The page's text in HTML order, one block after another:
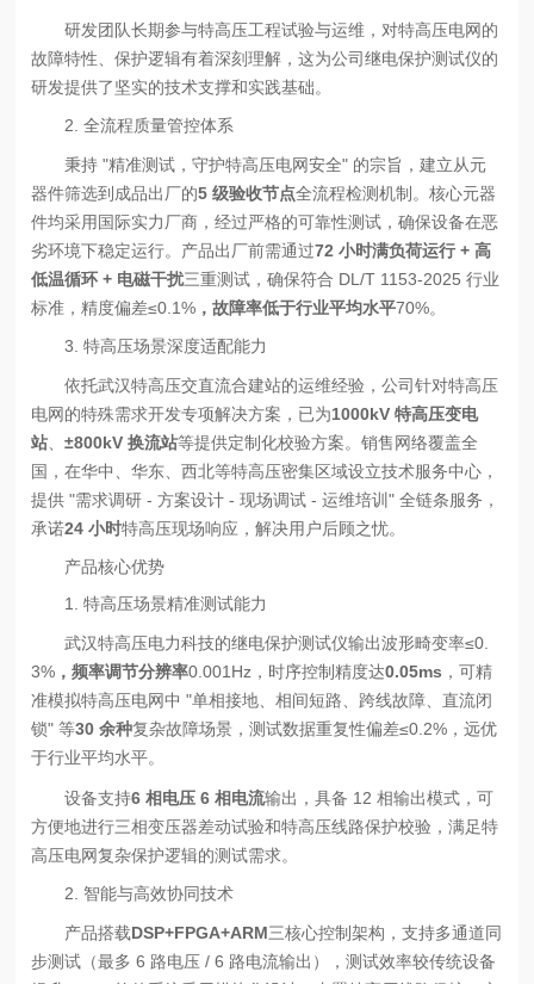
研发团队长期参与特高压工程试验与运维，对特高压电网的
故障特性、保护逻辑有着深刻理解，这为公司继电保护测试仪的
研发提供了坚实的技术支撑和实践基础。
2. 全流程质量管控体系
秉持 "精准测试，守护特高压电网安全" 的宗旨，建立从元
器件筛选到成品出厂的5 级验收节点全流程检测机制。核心元器
件均采用国际实力厂商，经过严格的可靠性测试，确保设备在恶
劣环境下稳定运行。产品出厂前需通过72 小时满负荷运行 + 高
低温循环 + 电磁干扰三重测试，确保符合 DL/T 1153-2025 行业
标准，精度偏差≤0.1% ，故障率低于行业平均水平70%。
3. 特高压场景深度适配能力
依托武汉特高压交直流合建站的运维经验，公司针对特高压
电网的特殊需求开发专项解决方案，已为1000kV 特高压变电
站 、±800kV 换流站等提供定制化校验方案。销售网络覆盖全
国，在华中、华东、西北等特高压密集区域设立技术服务中心，
提供 "需求调研 - 方案设计 - 现场调试 - 运维培训" 全链条服务，
承诺24 小时特高压现场响应，解决用户后顾之忧。
产品核心优势
1. 特高压场景精准测试能力
武汉特高压电力科技的继电保护测试仪输出波形畸变率≤0.
3% ，频率调节分辨率0.001Hz，时序控制精度达0.05ms ，可精
准模拟特高压电网中 "单相接地、相间短路、跨线故障、直流闭
锁" 等30 余种复杂故障场景，测试数据重复性偏差≤0.2%，远优
于行业平均水平。
设备支持6 相电压 6 相电流输出，具备 12 相输出模式，可
方便地进行三相变压器差动试验和特高压线路保护校验，满足特
高压电网复杂保护逻辑的测试需求。
2. 智能与高效协同技术
产品搭载DSP+FPGA+ARM三核心控制架构，支持多通道同
步测试（最多 6 路电压 / 6 路电流输出），测试效率较传统设备